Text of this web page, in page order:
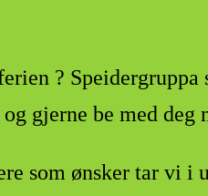
?
gjerne be med deg
som ønsker tar vi i